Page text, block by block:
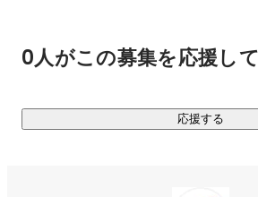
0人がこの募集を応援し
応援する